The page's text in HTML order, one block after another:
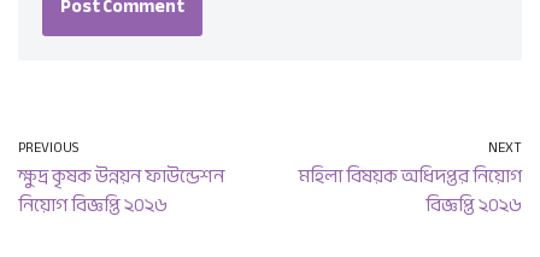
PREVIOUS
ক্ষুদ্র কৃষক উন্নয়ন ফাউন্ডেশন
নিয়োগ বিজ্ঞপ্তি ২০২৬
NEXT
মহিলা বিষয়ক অধিদপ্তর নিয়োগ
বিজ্ঞপ্তি ২০২৬